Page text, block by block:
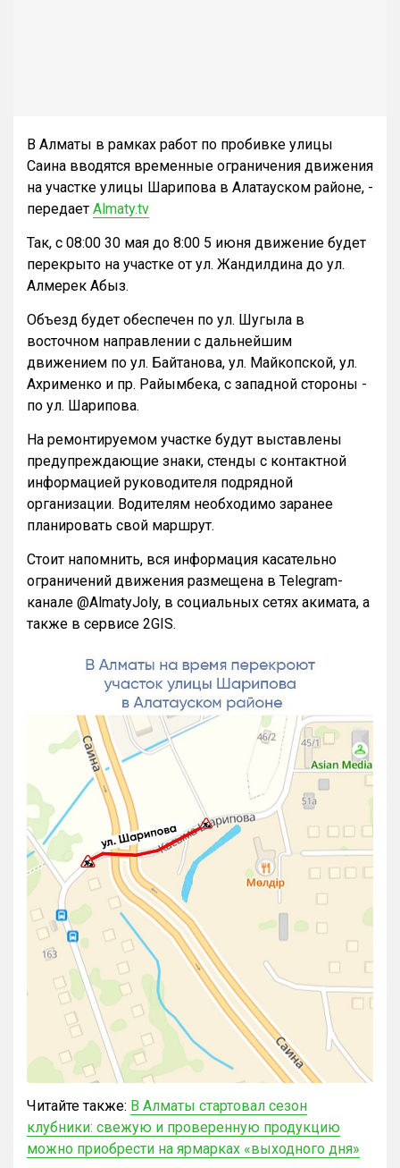
В Алматы в рамках работ по пробивке улицы
Саина вводятся временные ограничения движения
на участке улицы Шарипова в Алатауском районе, -
передает Almaty.tv
Так, с 08:00 30 мая до 8:00 5 июня движение будет
перекрыто на участке от ул. Жандилдина до ул.
Алмерек Абыз.
Объезд будет обеспечен по ул. Шугыла в
восточном направлении с дальнейшим
движением по ул. Байтанова, ул. Майкопской, ул.
Ахрименко и пр. Райымбека, с западной стороны -
по ул. Шарипова.
На ремонтируемом участке будут выставлены
предупреждающие знаки, стенды с контактной
информацией руководителя подрядной
организации. Водителям необходимо заранее
планировать свой маршрут.
Стоит напомнить, вся информация касательно
ограничений движения размещена в Telegram-
канале @AlmatyJoly, в социальных сетях акимата, а
также в сервисе 2GIS.
Читайте также: В Алматы стартовал сезон
клубники: свежую и проверенную продукцию
можно приобрести на ярмарках «выходного дня»